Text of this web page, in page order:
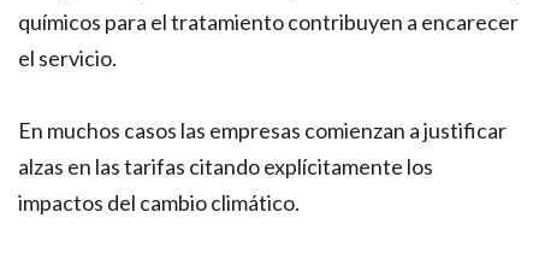
químicos para el tratamiento contribuyen a encarecer
el servicio.
En muchos casos las empresas comienzan a justificar
alzas en las tarifas citando explícitamente los
impactos del cambio climático.